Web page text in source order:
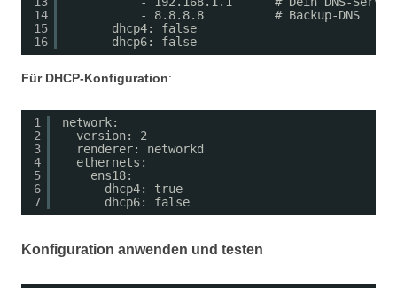
14
15
16
- 8.8.8.8          # Backup-DNS
dhcp4: false
dhcp6: false
Für DHCP-Konfiguration:
1
2
3
4
5
6
7
network:
version: 2
renderer: networkd
ethernets:
ens18:
dhcp4: true
dhcp6: false
Konfiguration anwenden und testen